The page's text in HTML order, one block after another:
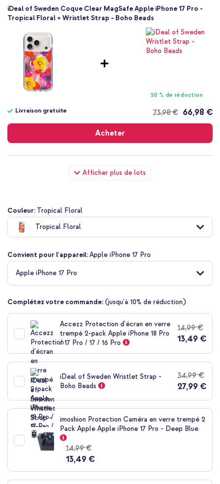
Couleur: Tropical Floral
Tropical Floral
Convient pour l'appareil:Apple iPhone 17 Pro
Apple iPhone 17 Pro
Complétez votre commande: (jusqu'à 10% de réduction)
Accezz Protection d'écran en verre
trempé 2-pack Apple iPhone 18 Pro
/ 17 Pro / 17 / 16 Pro
14,99 €
13,49 €
iDeal of Sweden Wristlet Strap -
Boho Beads
34,99 €
27,99 €
imoshion Protection Caméra en verre trempé 2
Pack Apple Apple iPhone 17 Pro - Deep Blue
14,99 €
13,49 €
Afficher plus de lots
iDeal of Sweden Coque Clear MagSafe Apple iPhone 17 Pro -
Tropical Floral + Wristlet Strap - Boho Beads
20 % de réduction
73,98 €
Livraison gratuite 66,98 €
Acheter
gratuite
iDeal of Sweden Coque Clear MagSafe Apple iPhone 17 Pro -
Tropical Floral + Protection Caméra en verre trempé 2 Pack
10 % de réduction
Livraison gratuite 52,48 €
Acheter
gratuite
iDeal of Sweden Coque Clear MagSafe Apple iPhone 17 Pro -
Tropical Floral + Wall Charger - Chargeur - Connexion USB-C
et USB - Power Delivery - 20 Watt - Blanc
10 % de réduction
Livraison gratuite
Acheter